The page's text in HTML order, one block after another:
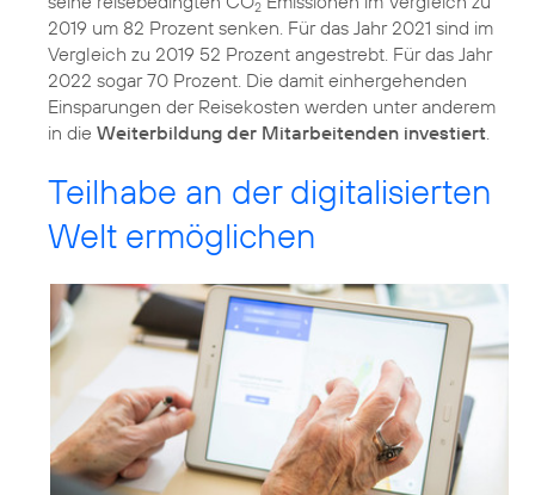
2
2019 um 82 Prozent senken. Für das Jahr 2021 sind im
Vergleich zu 2019 52 Prozent angestrebt. Für das Jahr
2022 sogar 70 Prozent. Die damit einhergehenden
Einsparungen der Reisekosten werden unter anderem
in die Weiterbildung der Mitarbeitenden investiert
Teilhabe an der digitalisierten
Welt ermöglichen